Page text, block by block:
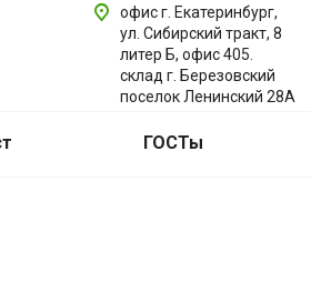
офис г. Екатеринбург,
ул. Сибирский тракт, 8
литер Б, офис 405.
склад г. Березовский
поселок Ленинский 28А
ГОСТы